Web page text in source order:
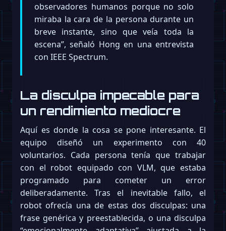
observadores humanos porque no solo
miraba la cara de la persona durante un
breve instante, sino que veía toda la
escena”, señaló Hong en una entrevista
con IEEE Spectrum.
La disculpa impecable para
un rendimiento mediocre
Aquí es donde la cosa se pone interesante. El
equipo diseñó un experimento con 40
voluntarios. Cada persona tenía que trabajar
con el robot equipado con VLM, que estaba
programado para cometer un error
deliberadamente. Tras el inevitable fallo, el
robot ofrecía una de estas dos disculpas: una
frase genérica y preestablecida, o una disculpa